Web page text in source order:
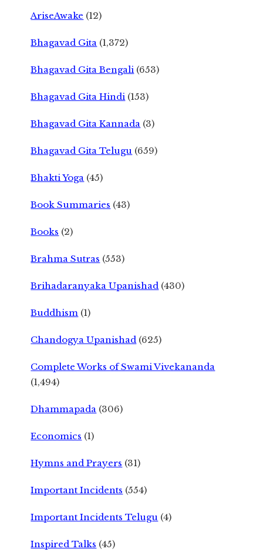
AriseAwake (12)
Bhagavad Gita (1,372)
Bhagavad Gita Bengali (653)
Bhagavad Gita Hindi (153)
Bhagavad Gita Kannada (3)
Bhagavad Gita Telugu (659)
Bhakti Yoga (45)
Book Summaries (43)
Books (2)
Brahma Sutras (553)
Brihadaranyaka Upanishad (430)
Buddhism (1)
Chandogya Upanishad (625)
Complete Works of Swami Vivekananda
(1,494)
Dhammapada (306)
Economics (1)
Hymns and Prayers (31)
Important Incidents (554)
Important Incidents Telugu (4)
Inspired Talks (45)